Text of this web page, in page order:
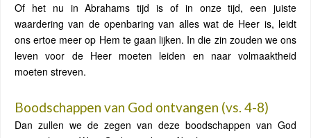
Of het nu in Abrahams tijd is of in onze tijd, een juiste
waardering van de openbaring van alles wat de Heer is, leidt
ons ertoe meer op Hem te gaan lijken. In die zin zouden we ons
leven voor de Heer moeten leiden en naar volmaaktheid
moeten streven.
Boodschappen van God ontvangen (vs. 4-8)
Dan zullen we de zegen van deze boodschappen van God